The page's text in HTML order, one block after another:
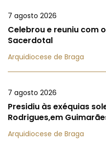
7 agosto 2026
Celebrou e reuniu com
Sacerdotal
Arquidiocese de Braga
7 agosto 2026
Presidiu às exéquias
Rodrigues,em
Arquidiocese de Braga